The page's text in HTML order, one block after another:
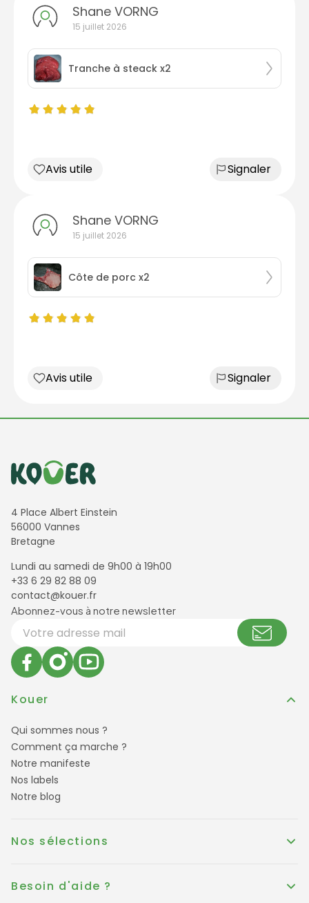
Shane VORNG
15 juillet 2026
Tranche à steack x2
Avis utile Signaler
Shane VORNG
15 juillet 2026
Côte de porc x2
Avis utile Signaler
Informations de contact
4 Place Albert Einstein
56000 Vannes
Bretagne
Lundi au samedi de 9h00 à 19h00
+33 6 29 82 88 09
contact@kouer.fr
Newsletter et réseaux sociaux
Abonnez-vous à notre newsletter
Votre adresse email
Kouer
Qui sommes nous ?
Comment ça marche ?
Notre manifeste
Nos labels
Notre blog
Nos sélections
Besoin d'aide ?